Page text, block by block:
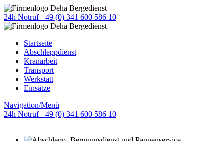
24h Notruf +49 (0) 341 600 586 10
Startseite
Abschleppdienst
Kranarbeit
Transport
Werkstatt
Einsätze
Navigation/Menü
24h Notruf +49 (0) 341 600 586 10